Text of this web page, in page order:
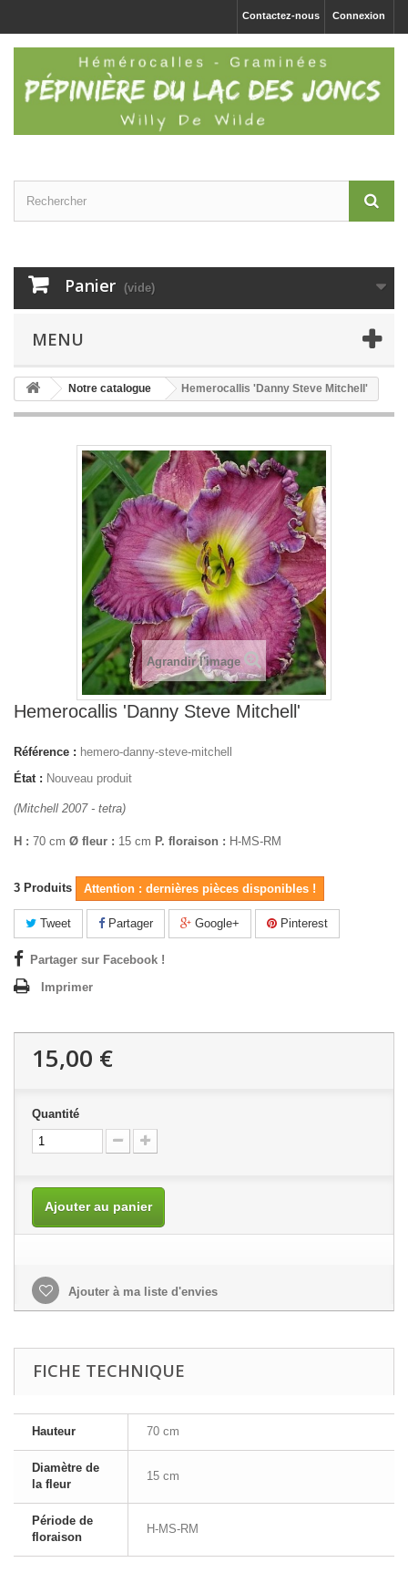
Connexion
Contactez-nous
Panier (vide)
MENU
Notre catalogue Hemerocallis 'Danny Steve Mitchell'
Agrandir l'image
Hemerocallis 'Danny Steve Mitchell'
Référence : hemero-danny-steve-mitchell
État : Nouveau produit
(Mitchell 2007 - tetra)
H : 70 cm Ø fleur : 15 cm P. floraison : H-MS-RM
3 Produits Attention : dernières pièces disponibles !
Tweet Partager Google+ Pinterest
Partager sur Facebook !
Imprimer
15,00 €
Quantité
Ajouter au panier
Ajouter à ma liste d'envies
FICHE TECHNIQUE
Hauteur 70 cm
Diamètre de
la fleur
15 cm
Période de
floraison
H-MS-RM